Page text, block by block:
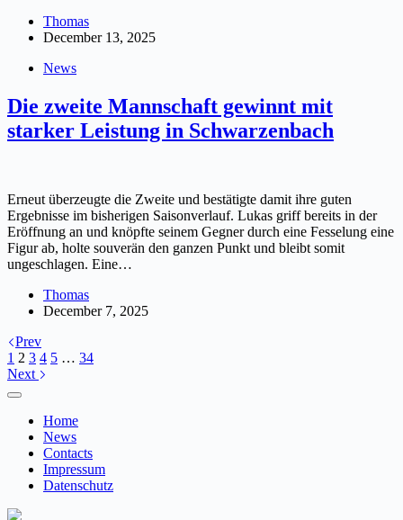
Thomas
December 13, 2025
News
Die zweite Mannschaft gewinnt mit
starker Leistung in Schwarzenbach
Erneut überzeugte die Zweite und bestätigte damit ihre guten
Ergebnisse im bisherigen Saisonverlauf. Lukas griff bereits in der
Eröffnung an und knöpfte seinem Gegner durch eine Fesselung eine
Figur ab, holte souverän den ganzen Punkt und bleibt somit
ungeschlagen. Eine…
Thomas
December 7, 2025
Prev
1 2 3 4 5 … 34
Next
Home
News
Contacts
Impressum
Datenschutz